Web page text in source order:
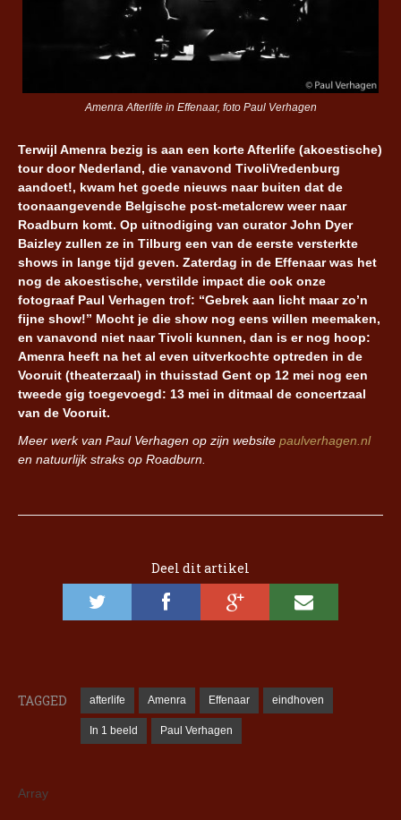
Amenra Afterlife in Effenaar, foto Paul Verhagen
Terwijl Amenra bezig is aan een korte Afterlife (akoestische)
tour door Nederland, die vanavond TivoliVredenburg
aandoet!, kwam het goede nieuws naar buiten dat de
toonaangevende Belgische post-metalcrew weer naar
Roadburn komt. Op uitnodiging van curator John Dyer
Baizley zullen ze in Tilburg een van de eerste versterkte
shows in lange tijd geven. Zaterdag in de Effenaar was het
nog de akoestische, verstilde impact die ook onze
fotograaf Paul Verhagen trof: “Gebrek aan licht maar zo’n
fijne show!” Mocht je die show nog eens willen meemaken,
en vanavond niet naar Tivoli kunnen, dan is er nog hoop:
Amenra heeft na het al even uitverkochte optreden in de
Vooruit (theaterzaal) in thuisstad Gent op 12 mei nog een
tweede gig toegevoegd: 13 mei in ditmaal de concertzaal
van de Vooruit.
Meer werk van Paul Verhagen op zijn website paulverhagen.nl
en natuurlijk straks op Roadburn.
Deel dit artikel
TAGGED afterlife Amenra Effenaar eindhoven
In 1 beeld Paul Verhagen
Array